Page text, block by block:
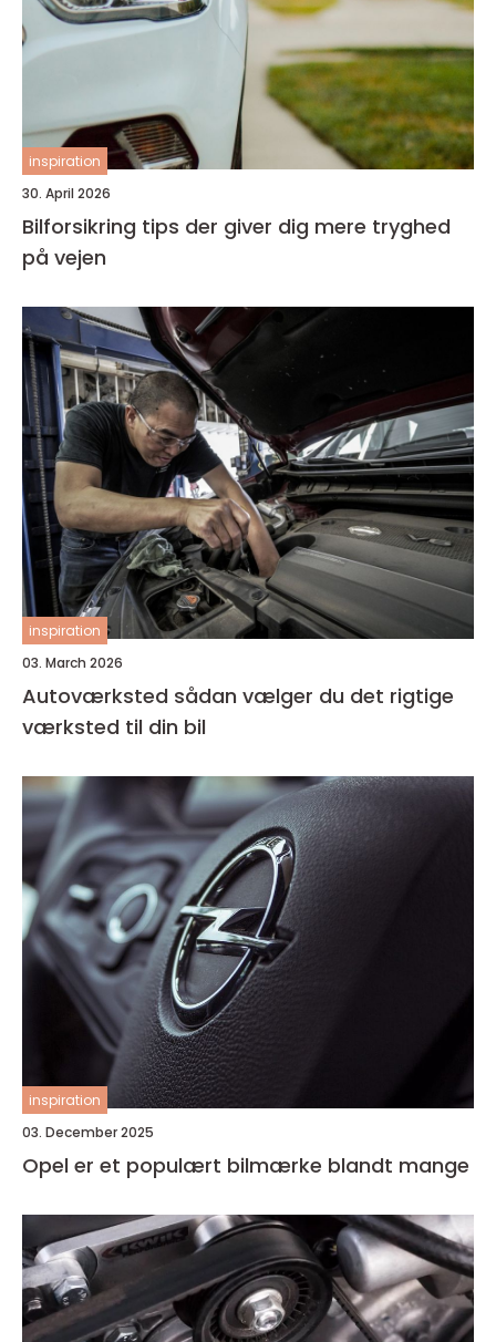
inspiration
30. April 2026
Bilforsikring tips der giver dig mere tryghed
på vejen
inspiration
03. March 2026
Autoværksted sådan vælger du det rigtige
værksted til din bil
inspiration
03. December 2025
Opel er et populært bilmærke blandt mange